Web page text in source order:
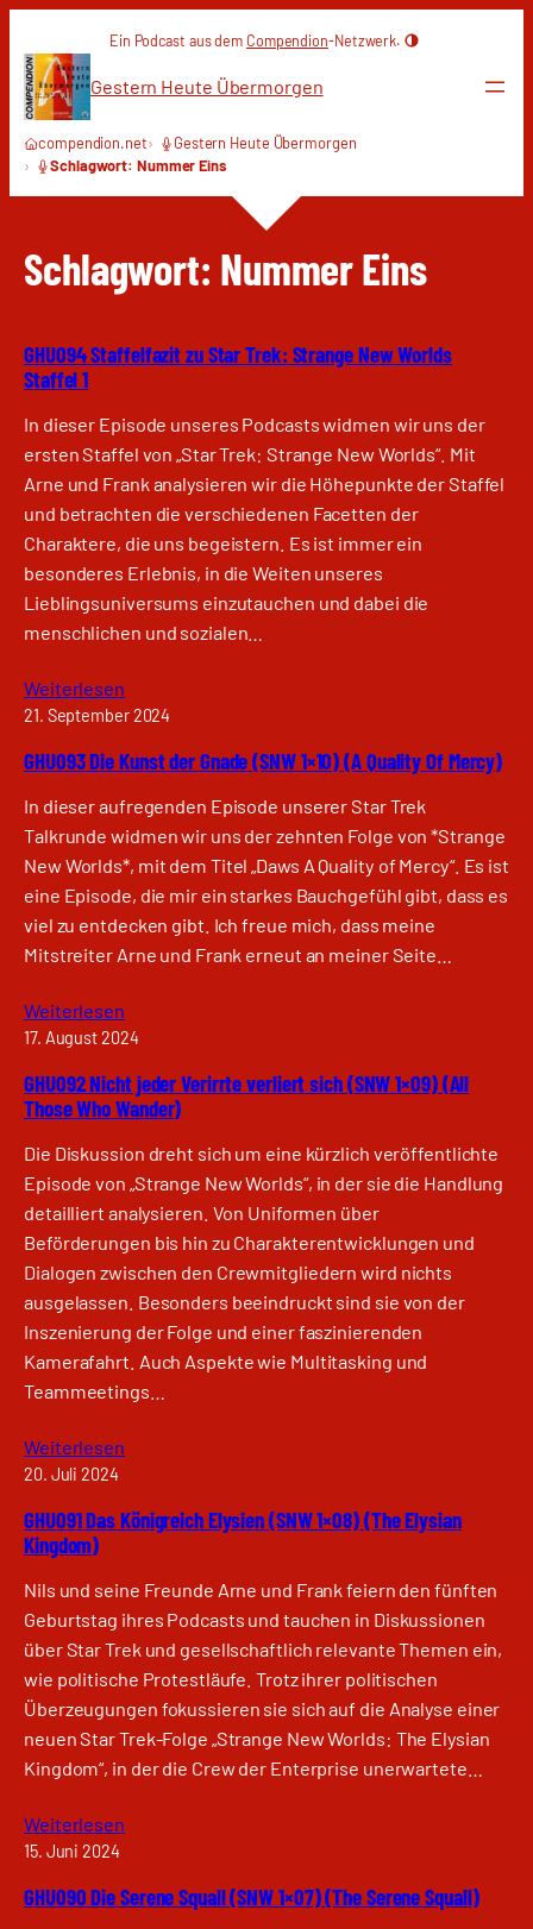
Inhalt
springen
Ein Podcast aus dem Compendion-Netzwerk.
Gestern Heute Übermorgen
compendion.net
Gestern Heute Übermorgen
Schlagwort: Nummer Eins
Schlagwort: Nummer Eins
GHU094 Staffelfazit zu Star Trek: Strange New Worlds
Staffel 1
In dieser Episode unseres Podcasts widmen wir uns der
ersten Staffel von „Star Trek: Strange New Worlds“. Mit
Arne und Frank analysieren wir die Höhepunkte der Staffel
und betrachten die verschiedenen Facetten der
Charaktere, die uns begeistern. Es ist immer ein
besonderes Erlebnis, in die Weiten unseres
Lieblingsuniversums einzutauchen und dabei die
menschlichen und sozialen…
Weiterlesen
21. September 2024
GHU093 Die Kunst der Gnade (SNW 1×10) (A Quality Of Mercy)
In dieser aufregenden Episode unserer Star Trek
Talkrunde widmen wir uns der zehnten Folge von *Strange
New Worlds*, mit dem Titel „Daws A Quality of Mercy“. Es ist
eine Episode, die mir ein starkes Bauchgefühl gibt, dass es
viel zu entdecken gibt. Ich freue mich, dass meine
Mitstreiter Arne und Frank erneut an meiner Seite…
Weiterlesen
17. August 2024
GHU092 Nicht jeder Verirrte verliert sich (SNW 1×09) (All
Those Who Wander)
Die Diskussion dreht sich um eine kürzlich veröffentlichte
Episode von „Strange New Worlds“, in der sie die Handlung
detailliert analysieren. Von Uniformen über
Beförderungen bis hin zu Charakterentwicklungen und
Dialogen zwischen den Crewmitgliedern wird nichts
ausgelassen. Besonders beeindruckt sind sie von der
Inszenierung der Folge und einer faszinierenden
Kamerafahrt. Auch Aspekte wie Multitasking und
Teammeetings…
Weiterlesen
20. Juli 2024
GHU091 Das Königreich Elysien (SNW 1×08) (The Elysian
Kingdom)
Nils und seine Freunde Arne und Frank feiern den fünften
Geburtstag ihres Podcasts und tauchen in Diskussionen
über Star Trek und gesellschaftlich relevante Themen ein,
wie politische Protestläufe. Trotz ihrer politischen
Überzeugungen fokussieren sie sich auf die Analyse einer
neuen Star Trek-Folge „Strange New Worlds: The Elysian
Kingdom“, in der die Crew der Enterprise unerwartete…
Weiterlesen
15. Juni 2024
GHU090 Die Serene Squall (SNW 1×07) (The Serene Squall)